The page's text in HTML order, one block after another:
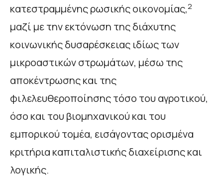
κατεστραμμένης ρωσικής οικονομίας,2
μαζί με την εκτόνωση της διάχυτης
κοινωνικής δυσαρέσκειας ιδίως των
μικροαστικών στρωμάτων, μέσω της
αποκέντρωσης και της
φιλελευθεροποίησης τόσο του αγροτικού,
όσο και του βιομηχανικού και του
εμπορικού τομέα, εισάγοντας ορισμένα
κριτήρια καπιταλιστικής διαχείρισης και
λογικής.